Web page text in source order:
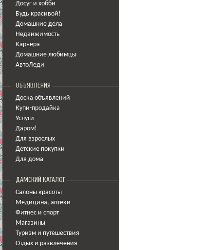
Досуг и хобби
Будь красивой!
Домашние дела
Недвижимость
Карьера
Домашние любимцы
АвтоЛеди
ОБЪЯВЛЕНИЯ
Доска объявлений
Купи-продайка
Услуги
Даром!
Для взрослых
Детские покупки
Для дома
ДАМСКИЙ КАТАЛОГ
Салоны красоты
Медицина, аптеки
Фитнес и спорт
Магазины
Туризм и путешествия
Отдых и развлечения